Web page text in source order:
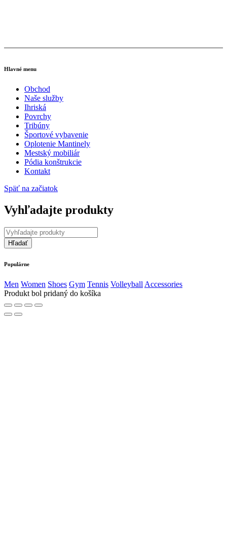
Hlavné menu
Obchod
Naše služby
Ihriská
Povrchy
Tribúny
Športové vybavenie
Oplotenie Mantinely
Mestský mobiliár
Pódia konštrukcie
Kontakt
Späť na začiatok
Vyhľadajte produkty
Populárne
Men Women Shoes Gym Tennis Volleyball Accessories
Produkt bol pridaný do košíka